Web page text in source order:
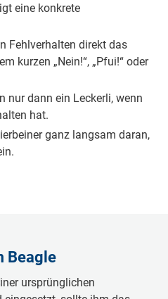
eine konkrete
Fehlverhalten direkt das
kurzen „Nein!“, „Pfui!“ oder
nur dann ein Leckerli, wenn
hat.
ganz langsam daran,
Beagle
ursprünglichen